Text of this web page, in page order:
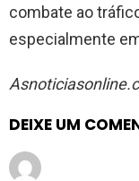
combate ao
especialmente
DEIXE UM